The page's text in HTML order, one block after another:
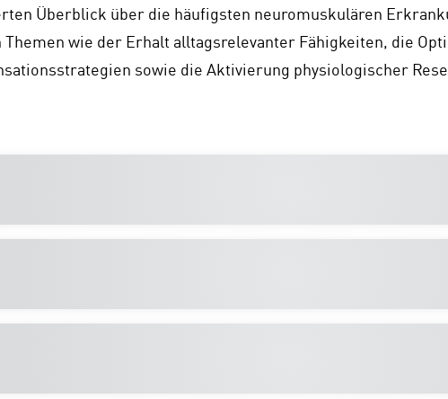
Überblick über die häufigsten neuromuskulären
wie der Erhalt alltagsrelevanter Fähigkeiten, die
sowie die Aktivierung physiologischer